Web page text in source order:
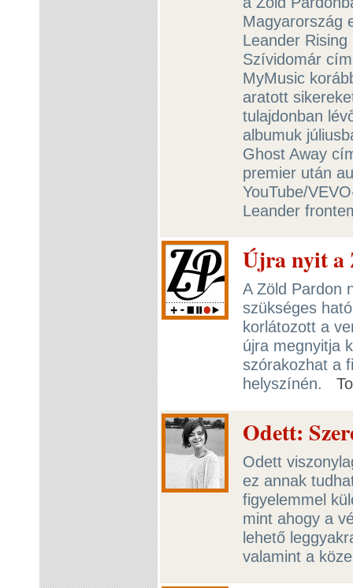
Magyarország
Leander
Szívidomár
MyMusic
aratott
tulajdonban
albumuk
Ghost Away
premier után
YouTube/
Leander
Újra nyit
A Zöld Pardon
szükséges
korlátozott a
újra megnyitja
szórakozhat a
helyszínén.
Odett:
Odett
ez annak
figyelemmel
mint ahogy a
lehető
valamint a